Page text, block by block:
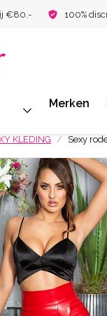
€80.- 100%
Merken
KLEDING Sexy